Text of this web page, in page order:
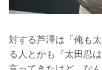
対する芦澤は「俺も
る人とかも『太田忍